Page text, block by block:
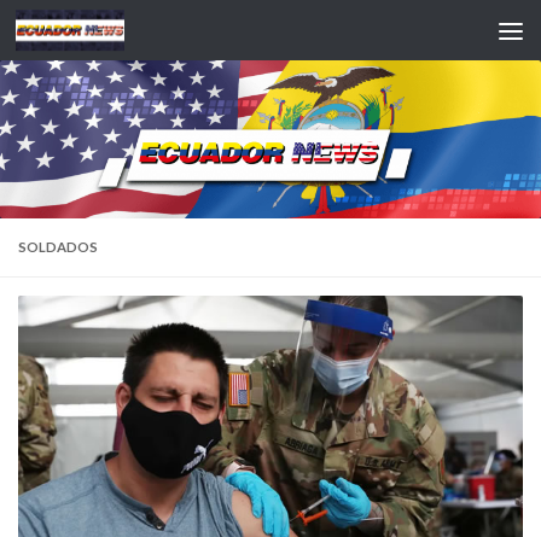
Saltar al contenido
SOLDADOS